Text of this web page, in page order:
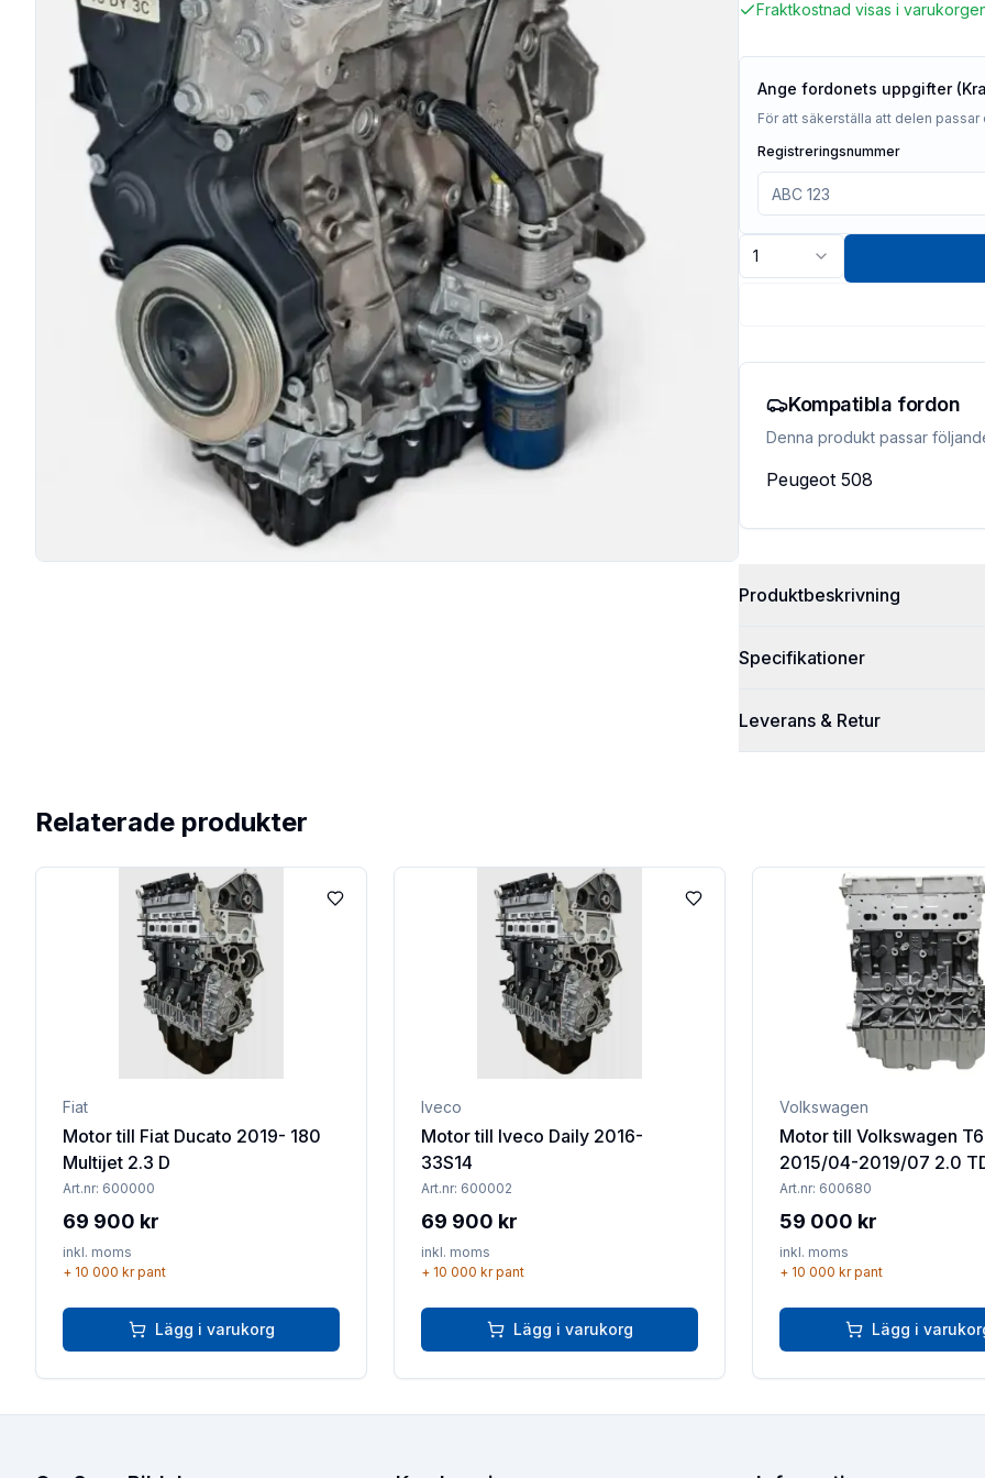
Fraktkostnad visas i
Ange fordonets uppgifter
För att säkerställa att delen
Registreringsnummer
1
Kompatibla fordon
Denna produkt passar
Peugeot 508
Produktbeskrivning
Specifikationer
Leverans & Retur
Relaterade produkter
Lägg till i favoriter
Fiat
Motor till Fiat Ducato 2019- 180
Multijet 2.3 D
Art.nr: 600000
69 900 kr
inkl. moms
+ 10 000 krpant
Lägg i varukorg
Lägg till i favoriter
Iveco
Motor till Iveco Daily 2016-
33S14
Art.nr: 600002
69 900 kr
inkl. moms
+ 10 000 krpant
Lägg i varukorg
Volkswagen
Motor till Volkswagen T6
2015/04-2019/07 2.0
Art.nr: 600680
59 000 kr
inkl. moms
+ 10 000 krpant
Lägg i